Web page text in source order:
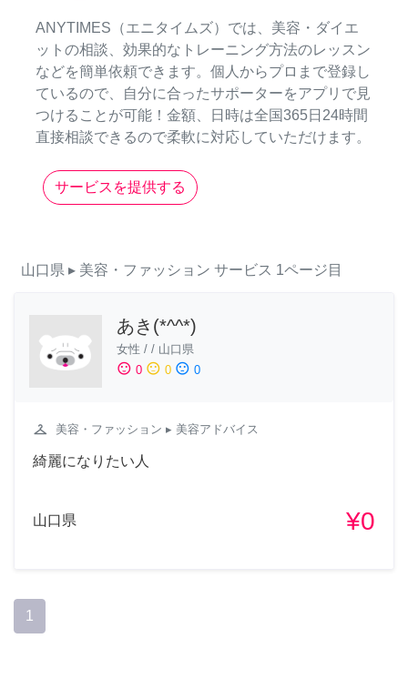
ANYTIMES（エニタイムズ）では、美容・ダイエ
ットの相談、効果的なトレーニング方法のレッスン
などを簡単依頼できます。個人からプロまで登録し
ているので、自分に合ったサポーターをアプリで見
つけることが可能！金額、日時は全国365日24時間
直接相談できるので柔軟に対応していただけます。
サービスを提供する
山口県 ▸ 美容・ファッション サービス 1ページ目
あき(*^^*)
女性 / / 山口県
sentiment_satisfied 0 sentiment_neutral 0 sentiment_dissatisfied 0
checkroom 美容・ファッション ▸ 美容アドバイス
綺麗になりたい人
山口県 ¥0
1